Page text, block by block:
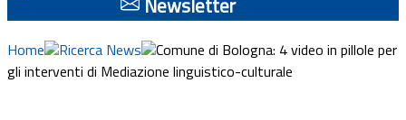
Eventi
Home Ricerca News
Comune di Bologna: 4 video in pillole per
gli interventi di Mediazione linguistico-culturale